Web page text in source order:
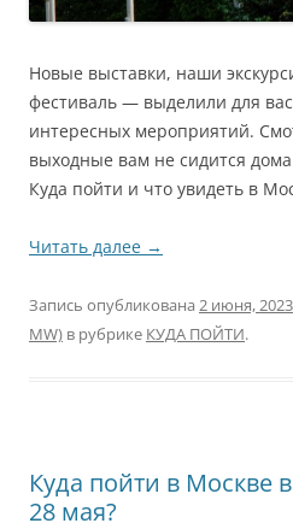
Новые выставки, наши
фестиваль — выделили для
интересных мероприятий.
выходные вам не сидится дома
Куда пойти и что увидеть в
Читать далее →
Запись опубликована 2 июня, 2023
MW) в рубрике КУДА ПОЙТИ.
Куда пойти в Москве
28 мая?